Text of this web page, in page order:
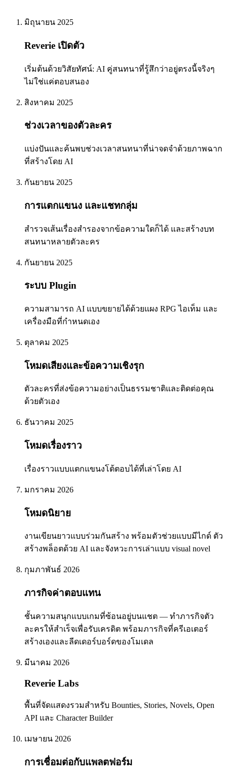
มิถุนายน 2025
Reverie เปิดตัว
เริ่มต้นด้วยวิสัยทัศน์: AI คู่สนทนาที่รู้สึกว่าอยู่ตรงนี้จริงๆ
ไม่ใช่แค่ตอบสนอง
สิงหาคม 2025
ช่วงเวลาของตัวละคร
แบ่งปันและค้นพบช่วงเวลาสนทนาที่น่าจดจำด้วยภาพฉาก
ที่สร้างโดย AI
กันยายน 2025
การแตกแขนง และแชทกลุ่ม
สำรวจเส้นเรื่องสำรองจากข้อความใดก็ได้ และสร้างบท
สนทนาหลายตัวละคร
กันยายน 2025
ระบบ Plugin
ความสามารถ AI แบบขยายได้ด้วยแผง RPG ไอเท็ม และ
เครื่องมือที่กำหนดเอง
ตุลาคม 2025
โหมดเสียงและข้อความเชิงรุก
ตัวละครที่ส่งข้อความอย่างเป็นธรรมชาติและติดต่อคุณ
ด้วยตัวเอง
ธันวาคม 2025
โหมดเรื่องราว
เรื่องราวแบบแตกแขนงโต้ตอบได้ที่เล่าโดย AI
มกราคม 2026
โหมดนิยาย
งานเขียนยาวแบบร่วมกันสร้าง พร้อมตัวช่วยแบบมีไกด์ ตัว
สร้างพล็อตด้วย AI และจังหวะการเล่าแบบ visual novel
กุมภาพันธ์ 2026
ภารกิจค่าตอบแทน
ชั้นความสนุกแบบเกมที่ซ้อนอยู่บนแชต — ทำภารกิจตัว
ละครให้สำเร็จเพื่อรับเครดิต พร้อมภารกิจที่ครีเอเตอร์
สร้างเองและลีดเดอร์บอร์ดของโมเดล
มีนาคม 2026
Reverie Labs
พื้นที่จัดแสดงรวมสำหรับ Bounties, Stories, Novels, Open
API และ Character Builder
เมษายน 2026
การเชื่อมต่อกับแพลตฟอร์ม